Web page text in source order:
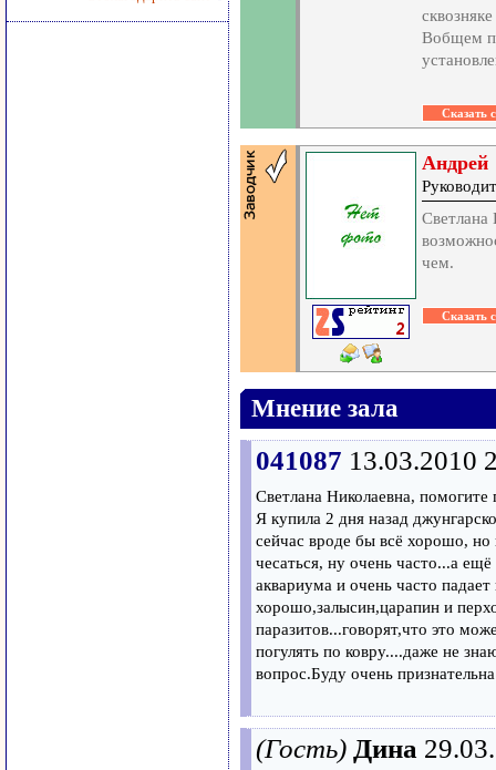
Вобщем
Андрей
Светлана
чем.
Мнение зала
041087 13.03.2010
Светлана Николаевна,
Я купила 2 дня назад
сейчас вроде бы всё хорошо,
чесаться, ну очень часто...а
аквариума и очень часто
хорошо,залысин,царапин и
паразитов...говорят,что это
погулять по ковру....даже не
вопрос.Буду очень
(Гость) Дина